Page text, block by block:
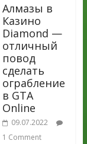
Алмазы в
Казино
Diamond —
отличный
повод
сделать
ограбление
в GTA
Online
09.07.2022
1 Comment